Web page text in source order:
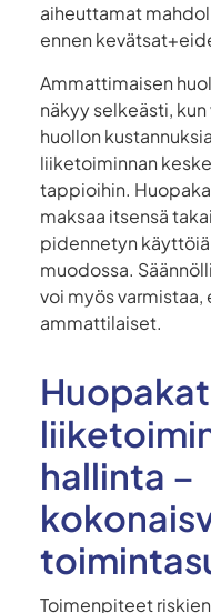
aiheuttamat
ennen
Ammattimaisen
näkyy selkeästi,
huollon
liiketoiminnan
tappioihin.
maksaa itsensä
pidennetyn
muodossa.
voi myös varmistaa,
ammattilaiset.
hallinta –
Toimenpiteet